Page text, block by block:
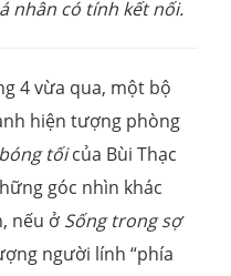
nhân có tính kết nối.
4 vừa qua, một bộ
hiện tượng phòng
tốicủa Bùi Thạc
góc nhìn khác
nếu ở Sống trong sợ
người lính “phía